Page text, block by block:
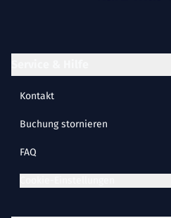
Kontakt
Buchung stornieren
FAQ